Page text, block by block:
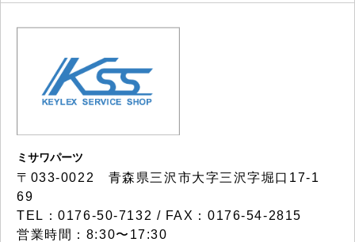
ミサワパーツ
〒033-0022 青森県三沢市大字三沢字堀口17-1
69
TEL：0176-50-7132 / FAX：0176-54-2815
営業時間：8:30〜17:30